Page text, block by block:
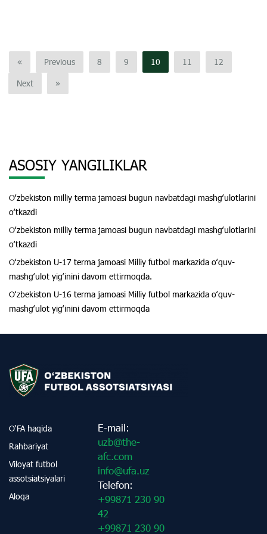
« Previous 8 9 10 11 12
Next »
ASOSIY YANGILIKLAR
Oʻzbekiston milliy terma jamoasi bugun navbatdagi mashgʻulotlarini
oʻtkazdi
Oʻzbekiston milliy terma jamoasi bugun navbatdagi mashgʻulotlarini
oʻtkazdi
Oʻzbekiston U-17 terma jamoasi Milliy futbol markazida oʻquv-
mashgʻulot yigʻinini davom ettirmoqda.
Oʻzbekiston U-16 terma jamoasi Milliy futbol markazida oʻquv-
mashgʻulot yigʻinini davom ettirmoqda
O‘FA haqida
Rahbariyat
Viloyat futbol
assotsiatsiyalari
Aloqa
E-mail:
uzb@the-
afc.com
info@ufa.uz
Telefon:
+99871 230 90
42
+99871 230 90